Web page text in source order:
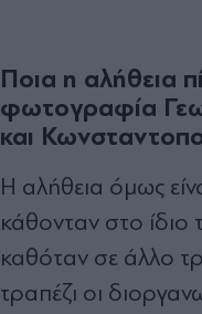
Ποια η αλήθεια
φωτογραφία
και
Η αλήθεια όμως
κάθονταν στο ίδιο
καθόταν σε άλλο
τραπέζι οι